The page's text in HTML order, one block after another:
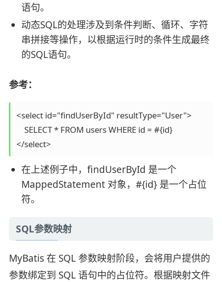
语句。
动态SQL的处理涉及到条件判断、循环、字符
串拼接等操作，以根据运行时的条件生成最终
的SQL语句。
参考：
<select id="findUserById" resultType="User">
    SELECT * FROM users WHERE id = #{id}
在上述例子中，findUserById 是一个
MappedStatement 对象，#{id} 是一个占位
符。
SQL参数映射
MyBatis 在 SQL 参数映射阶段，会将用户提供的
参数绑定到 SQL 语句中的占位符。根据映射文件